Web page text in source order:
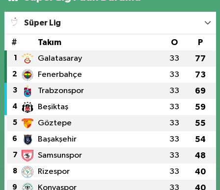
Süper Lig
# Takım O P
1 Galatasaray 33 77
2 Fenerbahçe 33 73
3 Trabzonspor 33 69
4 Beşiktaş 33 59
5 Göztepe 33 55
6 Başakşehir 33 54
7 Samsunspor 33 48
8 Rizespor 33 40
9 Konyaspor 33 40